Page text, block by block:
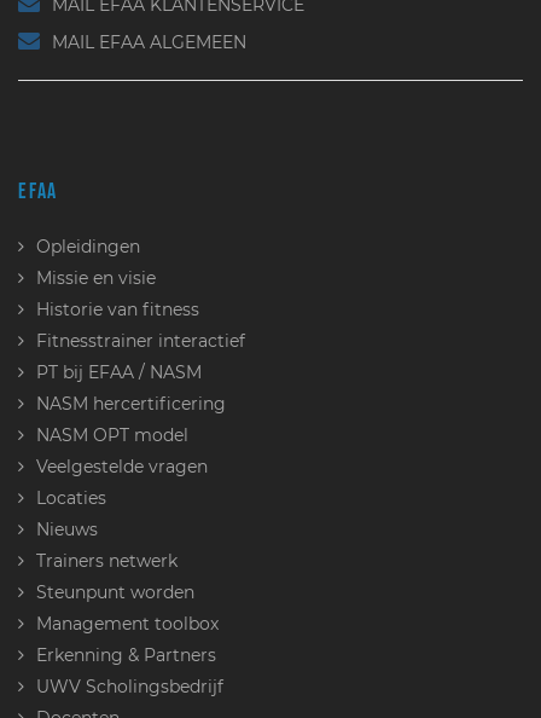
MAIL EFAA KLANTENSERVICE
MAIL EFAA ALGEMEEN
EFAA
Opleidingen
Missie en visie
Historie van fitness
Fitnesstrainer interactief
PT bij EFAA / NASM
NASM hercertificering
NASM OPT model
Veelgestelde vragen
Locaties
Nieuws
Trainers netwerk
Steunpunt worden
Management toolbox
Erkenning & Partners
UWV Scholingsbedrijf